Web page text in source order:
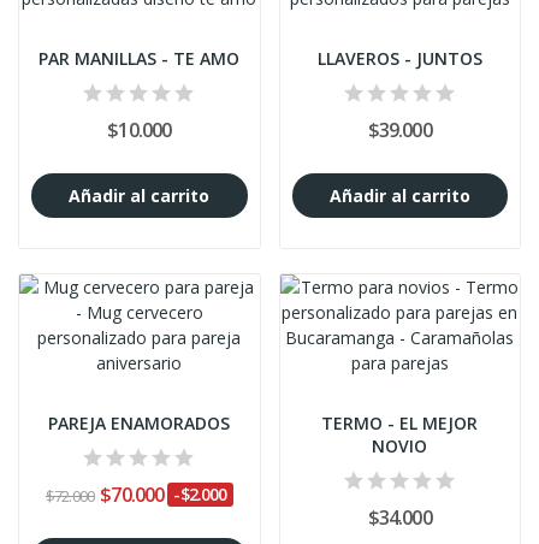
PAR MANILLAS - TE AMO
$10.000
Añadir al carrito
LLAVEROS - JUNTOS
$39.000
Añadir al carrito
PAREJA ENAMORADOS
$72.000 $70.000 -$2.000
TERMO - EL MEJOR
NOVIO
$34.000